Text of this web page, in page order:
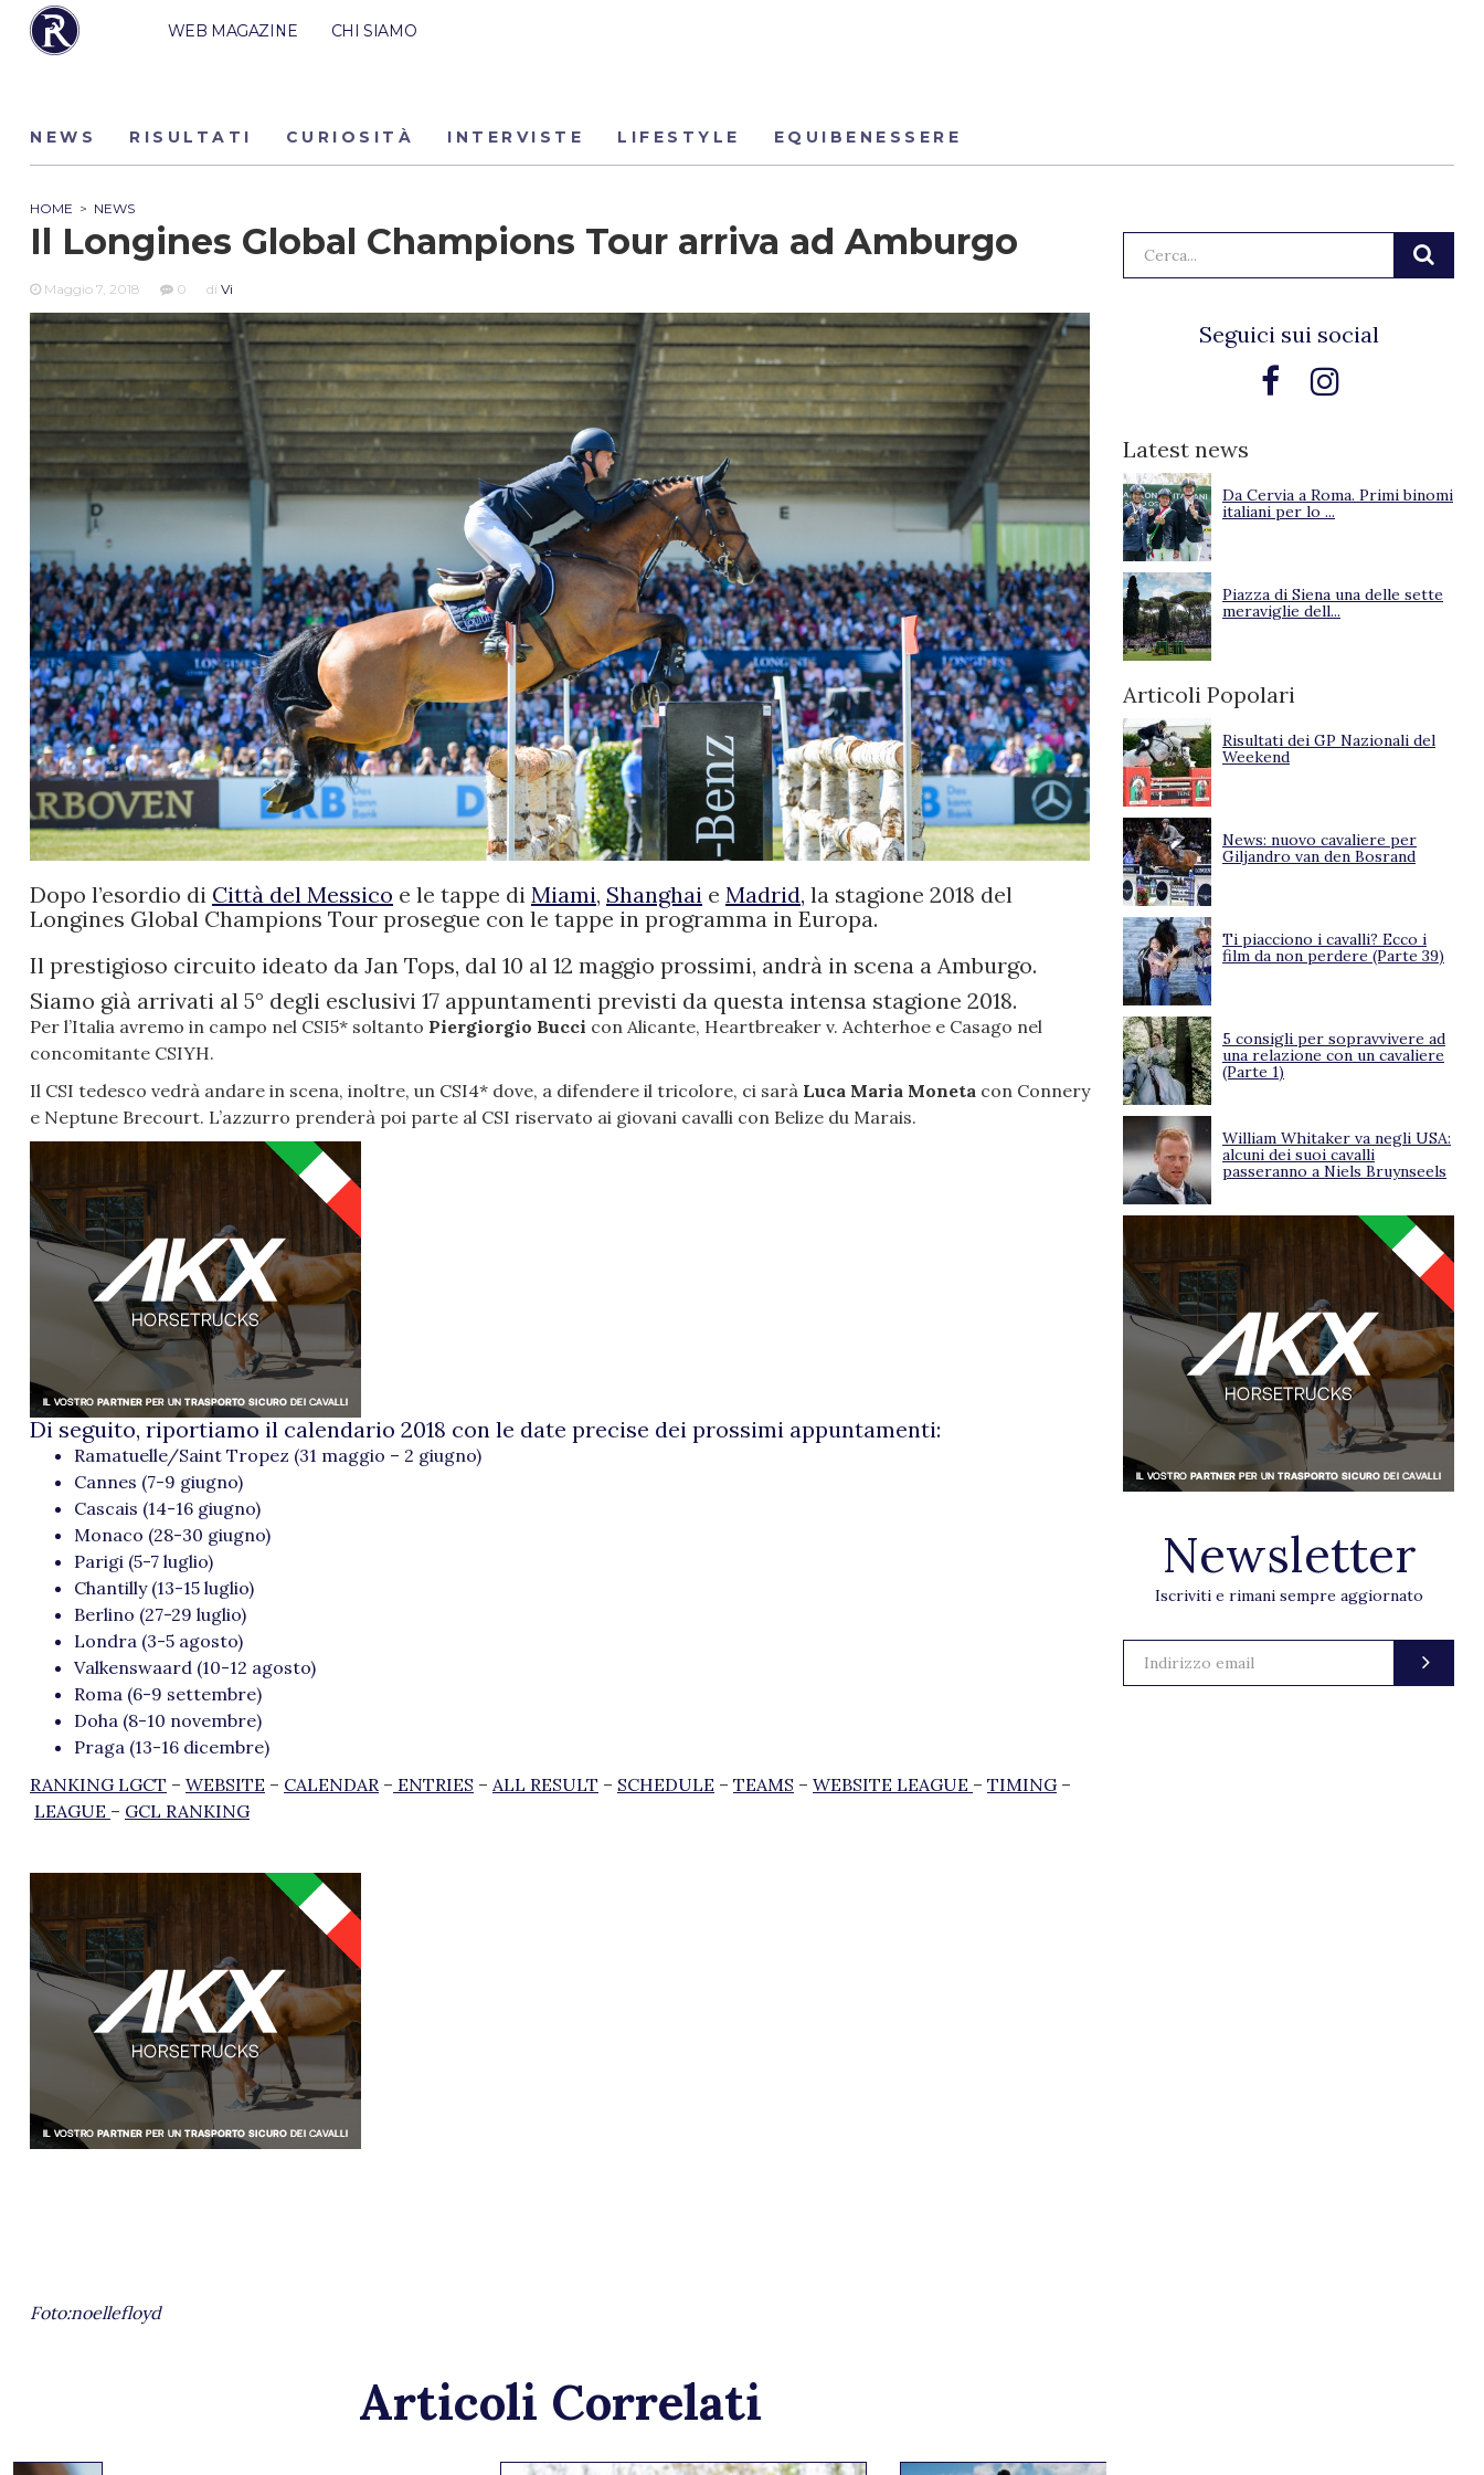
WEB MAGAZINE CHI SIAMO
NEWS RISULTATI CURIOSITÀ INTERVISTE LIFESTYLE EQUIBENESSERE
HOME > NEWS
Il Longines Global Champions Tour arriva ad Amburgo
Maggio 7, 2018 0 di Vi
Dopo l’esordio di Città del Messico e le tappe di Miami, Shanghai e Madrid, la stagione 2018 del
Longines Global Champions Tour prosegue con le tappe in programma in Europa.
Il prestigioso circuito ideato da Jan Tops, dal 10 al 12 maggio prossimi, andrà in scena a Amburgo.
Siamo già arrivati al 5° degli esclusivi 17 appuntamenti previsti da questa intensa stagione 2018.
Per l’Italia avremo in campo nel CSI5* soltanto Piergiorgio Bucci con Alicante, Heartbreaker v. Achterhoe e Casago nel
concomitante CSIYH.
Il CSI tedesco vedrà andare in scena, inoltre, un CSI4* dove, a difendere il tricolore, ci sarà Luca Maria Moneta con Connery
e Neptune Brecourt. L’azzurro prenderà poi parte al CSI riservato ai giovani cavalli con Belize du Marais.
Di seguito, riportiamo il calendario 2018 con le date precise dei prossimi appuntamenti:
Ramatuelle/Saint Tropez (31 maggio – 2 giugno)
Cannes (7-9 giugno)
Cascais (14-16 giugno)
Monaco (28-30 giugno)
Parigi (5-7 luglio)
Chantilly (13-15 luglio)
Berlino (27-29 luglio)
Londra (3-5 agosto)
Valkenswaard (10-12 agosto)
Roma (6-9 settembre)
Doha (8-10 novembre)
Praga (13-16 dicembre)
RANKING LGCT – WEBSITE – CALENDAR – ENTRIES – ALL RESULT – SCHEDULE – TEAMS – WEBSITE LEAGUE – TIMING –
LEAGUE – GCL RANKING
Foto:noellefloyd
Articoli Correlati
Seguici sui social
Latest news
Da Cervia a Roma. Primi binomi
italiani per lo ...
Piazza di Siena una delle sette
meraviglie dell...
Articoli Popolari
Risultati dei GP Nazionali del
Weekend
News: nuovo cavaliere per
Giljandro van den Bosrand
Ti piacciono i cavalli? Ecco i
film da non perdere (Parte 39)
5 consigli per sopravvivere ad
una relazione con un cavaliere
(Parte 1)
William Whitaker va negli USA:
alcuni dei suoi cavalli
passeranno a Niels Bruynseels
Newsletter
Iscriviti e rimani sempre aggiornato